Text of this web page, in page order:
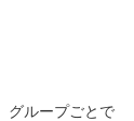
グループごとで